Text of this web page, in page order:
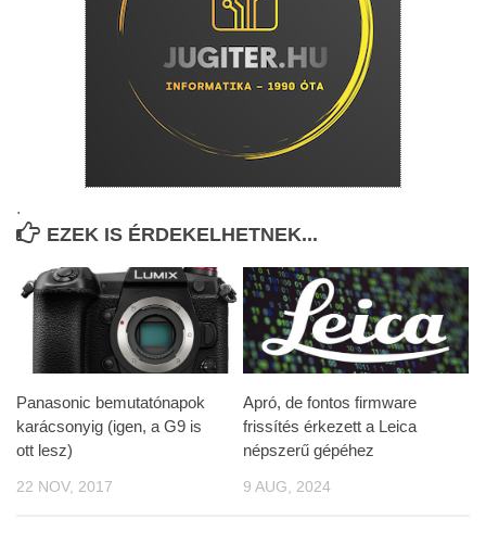
.
EZEK IS ÉRDEKELHETNEK...
Panasonic bemutatónapok
karácsonyig (igen, a G9 is
ott lesz)
22 NOV, 2017
Apró, de fontos firmware
frissítés érkezett a Leica
népszerű gépéhez
9 AUG, 2024